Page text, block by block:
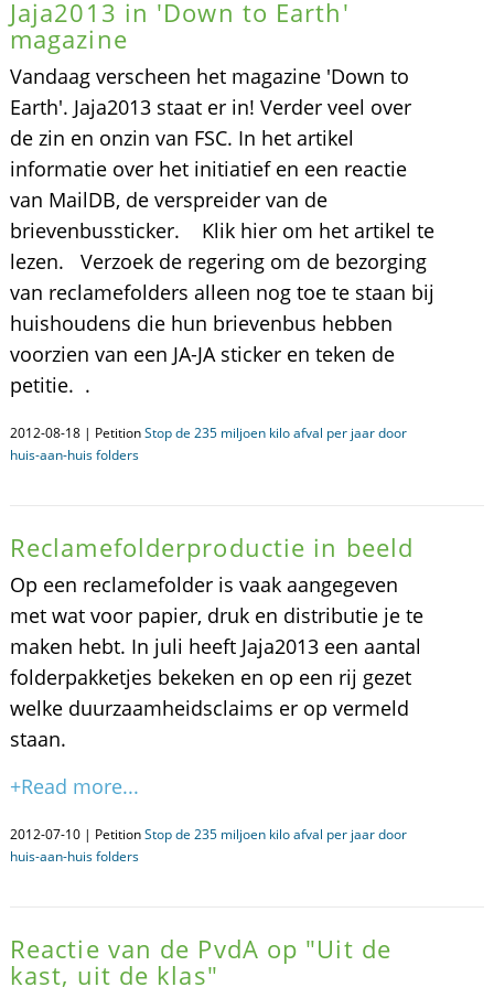
Jaja2013 in 'Down to Earth'
magazine
Vandaag verscheen het magazine 'Down to
Earth'. Jaja2013 staat er in! Verder veel over
de zin en onzin van FSC. In het artikel
informatie over het initiatief en een reactie
van MailDB, de verspreider van de
brievenbussticker. Klik hier om het artikel te
lezen. Verzoek de regering om de bezorging
van reclamefolders alleen nog toe te staan bij
huishoudens die hun brievenbus hebben
voorzien van een JA-JA sticker en teken de
petitie. .
2012-08-18 | PetitionStop de 235 miljoen kilo afval per jaar door
huis-aan-huis folders
Reclamefolderproductie in beeld
Op een reclamefolder is vaak aangegeven
met wat voor papier, druk en distributie je te
maken hebt. In juli heeft Jaja2013 een aantal
folderpakketjes bekeken en op een rij gezet
welke duurzaamheidsclaims er op vermeld
staan.
+Read more...
2012-07-10 | PetitionStop de 235 miljoen kilo afval per jaar door
huis-aan-huis folders
Reactie van de PvdA op "Uit de
kast, uit de klas"